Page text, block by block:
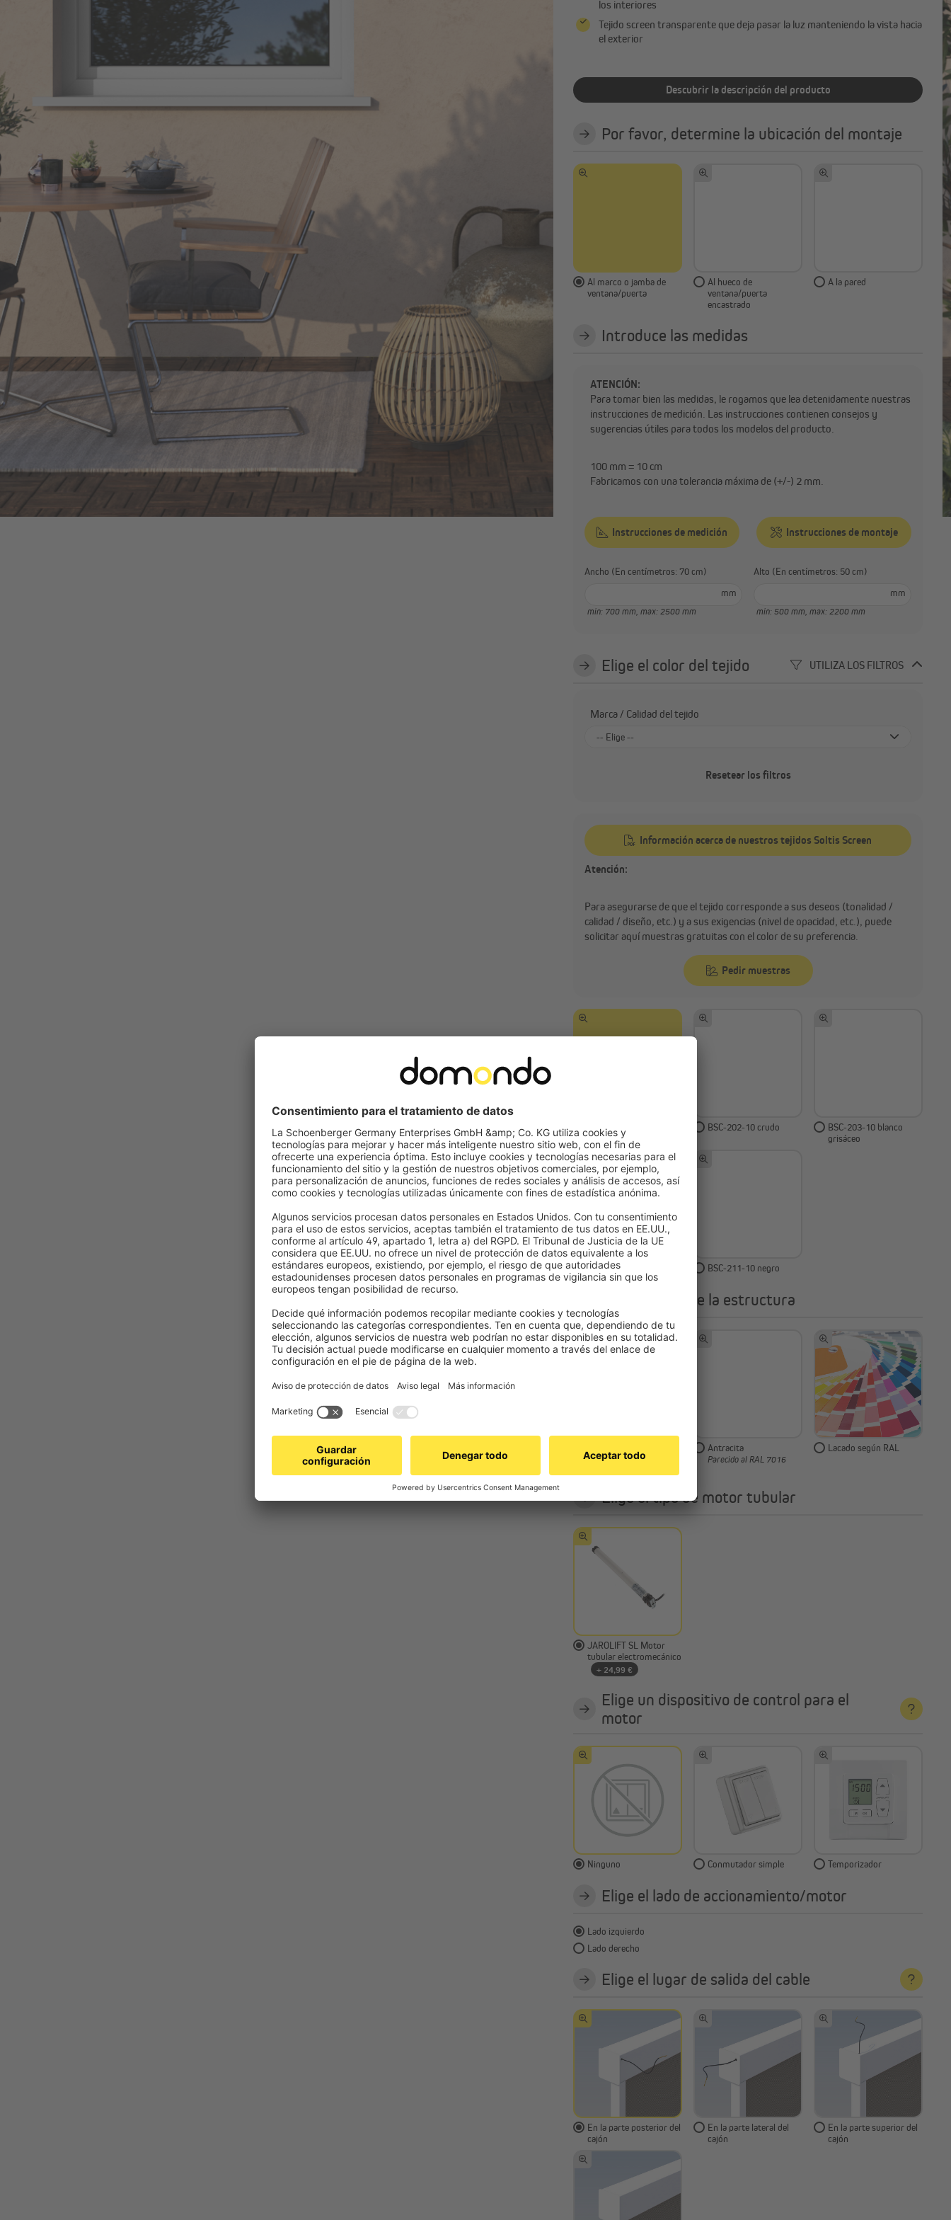
Cortinas productos terminados
Ver todo
los interiores
Tejido screen transparente que deja pasar la luz manteniendo la vista hacia
el exterior
Descubrir la descripción del producto
Por favor, determine la ubicación del montaje
Al marco o jamba de
ventana/puerta
Al hueco de
ventana/puerta
encastrado
A la pared
Introduce las medidas
ATENCIÓN:
Para tomar bien las medidas, le rogamos que lea detenidamente nuestras
instrucciones de medición. Las instrucciones contienen consejos y
sugerencias útiles para todos los modelos del producto.
100 mm = 10 cm
Fabricamos con una tolerancia máxima de (+/-) 2 mm.
Instrucciones de medición Instrucciones de montaje
Ancho (En centímetros: 70 cm)
mm
min: 700 mm, max: 2500 mm
Alto (En centímetros: 50 cm)
mm
min: 500 mm, max: 2200 mm
Elige el color del tejido UTILIZA LOS FILTROS
Marca / Calidad del tejido
-- Elige --
Resetear los filtros
Información acerca de nuestros tejidos Soltis Screen
Atención:
Para asegurarse de que el tejido corresponde a sus deseos (tonalidad /
calidad / diseño, etc.) y a sus exigencias (nivel de opacidad, etc.), puede
solicitar aquí muestras gratuitas con el color de su preferencia.
Pedir muestras
BSC-201-10 blanco BSC-202-10 crudo
BSC-203-10 blanco
grisáceo
BSC-210-10 grafito BSC-211-10 negro
Elige el color de la estructura
Parecido al RAL 9016
Antracita
Parecido al RAL 7016
Lacado según RAL
Elige el tipo de motor tubular
JAROLIFT SL Motor
tubular electromecánico
+ 24,99 €
Elige un dispositivo de control para el
motor
Ninguno Conmutador simple Temporizador
Elige el lado de accionamiento/motor
Lado izquierdo
Lado derecho
Elige el lugar de salida del cable
En la parte posterior del
cajón
En la parte lateral del
cajón
En la parte superior del
cajón